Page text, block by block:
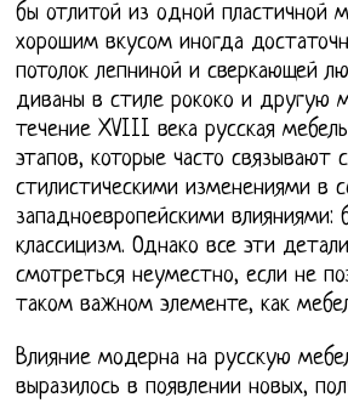
бы отлитой из одной пластичной
хорошим вкусом иногда
потолок лепниной и сверкающей
диваны в стиле рококо и другую
течение XVIII века русская
этапов, которые часто связывают
стилистическими изменениями в
западноевропейскими влияниями:
классицизм. Однако все эти
смотреться неуместно, если не
таком важном элементе, как
Влияние модерна на русскую
выразилось в появлении новых,